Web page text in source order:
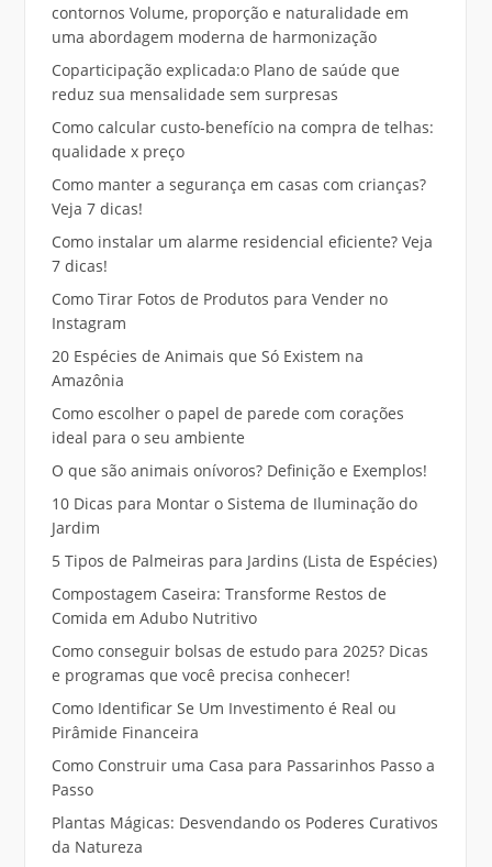
contornos Volume, proporção e naturalidade em
uma abordagem moderna de harmonização
Coparticipação explicada:o Plano de saúde que
reduz sua mensalidade sem surpresas
Como calcular custo-benefício na compra de telhas:
qualidade x preço
Como manter a segurança em casas com crianças?
Veja 7 dicas!
Como instalar um alarme residencial eficiente? Veja
7 dicas!
Como Tirar Fotos de Produtos para Vender no
Instagram
20 Espécies de Animais que Só Existem na
Amazônia
Como escolher o papel de parede com corações
ideal para o seu ambiente
O que são animais onívoros? Definição e Exemplos!
10 Dicas para Montar o Sistema de Iluminação do
Jardim
5 Tipos de Palmeiras para Jardins (Lista de Espécies)
Compostagem Caseira: Transforme Restos de
Comida em Adubo Nutritivo
Como conseguir bolsas de estudo para 2025? Dicas
e programas que você precisa conhecer!
Como Identificar Se Um Investimento é Real ou
Pirâmide Financeira
Como Construir uma Casa para Passarinhos Passo a
Passo
Plantas Mágicas: Desvendando os Poderes Curativos
da Natureza